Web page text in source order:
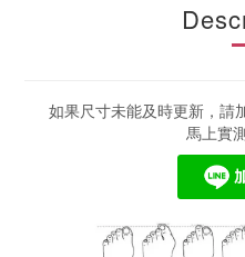
如果尺寸未能及時更新，請
馬上實